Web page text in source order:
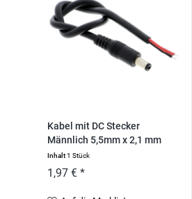
Kabel mit DC Stecker
Männlich 5,5mm x 2,1 mm
Inhalt1 Stück
1,97 € *